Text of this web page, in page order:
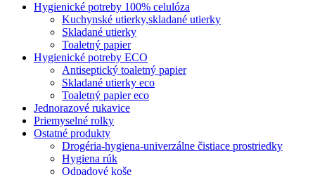
Hygienické potreby 100% celulóza
Kuchynské utierky,skladané utierky
Skladané utierky
Toaletný papier
Hygienické potreby ECO
Antiseptický toaletný papier
Skladané utierky eco
Toaletný papier eco
Jednorazové rukavice
Priemyselné rolky
Ostatné produkty
Drogéria-hygiena-univerzálne čistiace prostriedky
Hygiena rúk
Odpadové koše